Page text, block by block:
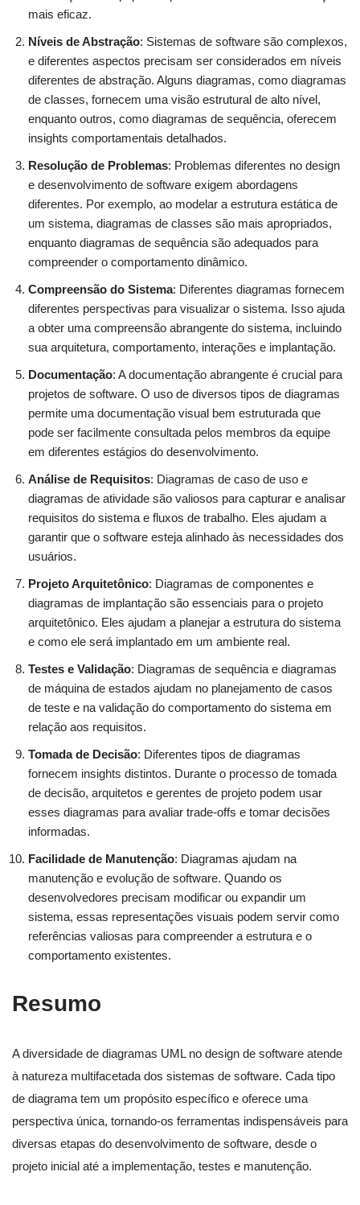
mais eficaz.
Níveis de Abstração: Sistemas de software são complexos,
e diferentes aspectos precisam ser considerados em níveis
diferentes de abstração. Alguns diagramas, como diagramas
de classes, fornecem uma visão estrutural de alto nível,
enquanto outros, como diagramas de sequência, oferecem
insights comportamentais detalhados.
Resolução de Problemas: Problemas diferentes no design
e desenvolvimento de software exigem abordagens
diferentes. Por exemplo, ao modelar a estrutura estática de
um sistema, diagramas de classes são mais apropriados,
enquanto diagramas de sequência são adequados para
compreender o comportamento dinâmico.
Compreensão do Sistema: Diferentes diagramas fornecem
diferentes perspectivas para visualizar o sistema. Isso ajuda
a obter uma compreensão abrangente do sistema, incluindo
sua arquitetura, comportamento, interações e implantação.
Documentação: A documentação abrangente é crucial para
projetos de software. O uso de diversos tipos de diagramas
permite uma documentação visual bem estruturada que
pode ser facilmente consultada pelos membros da equipe
em diferentes estágios do desenvolvimento.
Análise de Requisitos: Diagramas de caso de uso e
diagramas de atividade são valiosos para capturar e analisar
requisitos do sistema e fluxos de trabalho. Eles ajudam a
garantir que o software esteja alinhado às necessidades dos
usuários.
Projeto Arquitetônico: Diagramas de componentes e
diagramas de implantação são essenciais para o projeto
arquitetônico. Eles ajudam a planejar a estrutura do sistema
e como ele será implantado em um ambiente real.
Testes e Validação: Diagramas de sequência e diagramas
de máquina de estados ajudam no planejamento de casos
de teste e na validação do comportamento do sistema em
relação aos requisitos.
Tomada de Decisão: Diferentes tipos de diagramas
fornecem insights distintos. Durante o processo de tomada
de decisão, arquitetos e gerentes de projeto podem usar
esses diagramas para avaliar trade-offs e tomar decisões
informadas.
Facilidade de Manutenção: Diagramas ajudam na
manutenção e evolução de software. Quando os
desenvolvedores precisam modificar ou expandir um
sistema, essas representações visuais podem servir como
referências valiosas para compreender a estrutura e o
comportamento existentes.
Resumo
A diversidade de diagramas UML no design de software atende
à natureza multifacetada dos sistemas de software. Cada tipo
de diagrama tem um propósito específico e oferece uma
perspectiva única, tornando-os ferramentas indispensáveis para
diversas etapas do desenvolvimento de software, desde o
projeto inicial até a implementação, testes e manutenção.